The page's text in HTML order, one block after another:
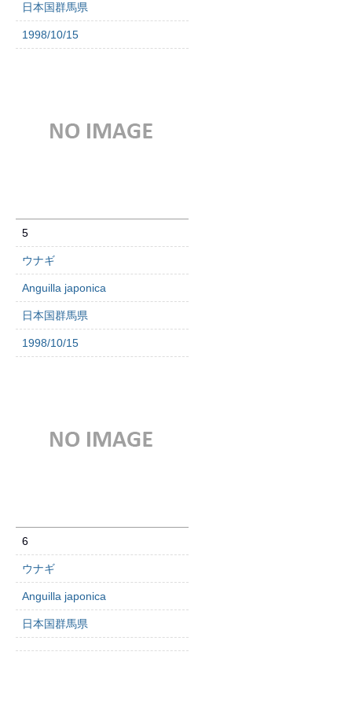
日本国群馬県
1998/10/15
5
ウナギ
Anguilla japonica
日本国群馬県
1998/10/15
6
ウナギ
Anguilla japonica
日本国群馬県